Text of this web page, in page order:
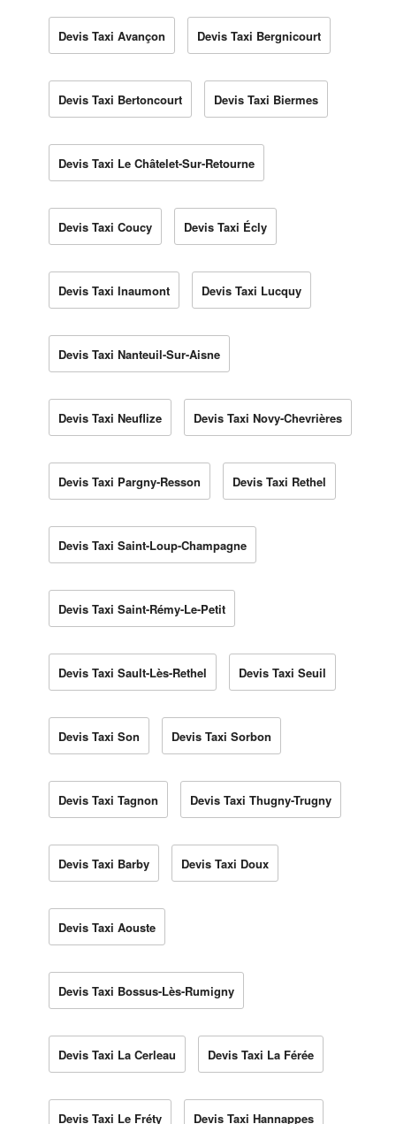
Devis Taxi Avançon Devis Taxi Bergnicourt
Devis Taxi Bertoncourt Devis Taxi Biermes
Devis Taxi Le Châtelet-Sur-Retourne
Devis Taxi Coucy Devis Taxi Écly
Devis Taxi Inaumont Devis Taxi Lucquy
Devis Taxi Nanteuil-Sur-Aisne
Devis Taxi Neuflize Devis Taxi Novy-Chevrières
Devis Taxi Pargny-Resson Devis Taxi Rethel
Devis Taxi Saint-Loup-Champagne
Devis Taxi Saint-Rémy-Le-Petit
Devis Taxi Sault-Lès-Rethel Devis Taxi Seuil
Devis Taxi Son Devis Taxi Sorbon
Devis Taxi Tagnon Devis Taxi Thugny-Trugny
Devis Taxi Barby Devis Taxi Doux
Devis Taxi Aouste
Devis Taxi Bossus-Lès-Rumigny
Devis Taxi La Cerleau Devis Taxi La Férée
Devis Taxi Le Fréty Devis Taxi Hannappes